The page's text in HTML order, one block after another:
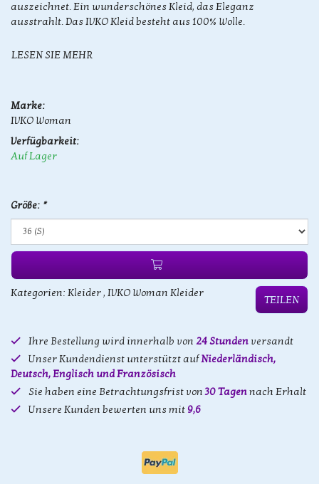
auszeichnet. Ein wunderschönes Kleid, das Eleganz
ausstrahlt. Das IVKO Kleid besteht aus 100% Wolle.
LESEN SIE MEHR
Marke:
IVKO Woman
Verfügbarkeit:
Auf Lager
Größe: *
Kategorien: Kleider, IVKO Woman Kleider
TEILEN
Ihre Bestellung wird innerhalb von 24 Stunden versandt
Unser Kundendienst unterstützt aufNiederländisch,
Deutsch, Englisch und Französisch
Sie haben eine Betrachtungsfrist von30 Tagennach Erhalt
Unsere Kunden bewerten uns mit 9,6